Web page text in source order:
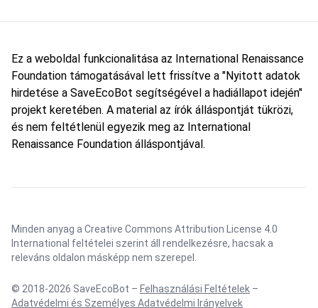
Ez a weboldal funkcionalitása az International Renaissance
Foundation támogatásával lett frissítve a "Nyitott adatok
hirdetése a SaveEcoBot segítségével a hadiállapot idején"
projekt keretében. A material az írók álláspontját tükrözi,
és nem feltétlenül egyezik meg az International
Renaissance Foundation álláspontjával.
Minden anyag a Creative Commons Attribution License 4.0
International feltételei szerint áll rendelkezésre, hacsak a
releváns oldalon másképp nem szerepel.
© 2018-2026 SaveEcoBot – Felhasználási Feltételek –
Adatvédelmi és Személyes Adatvédelmi Irányelvek